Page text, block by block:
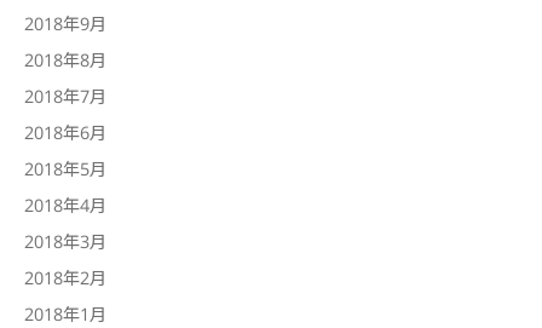
2018年9月
2018年8月
2018年7月
2018年6月
2018年5月
2018年4月
2018年3月
2018年2月
2018年1月